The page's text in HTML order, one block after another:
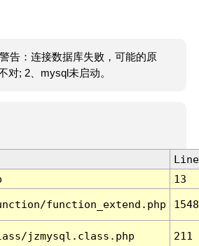
告：连接数据库失败，可能的原
对; 2、mysql未启动。
Line
13
function_extend.php 1548
jzmysql.class.php 211